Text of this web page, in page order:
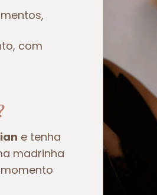
com
e tenha
madrinha